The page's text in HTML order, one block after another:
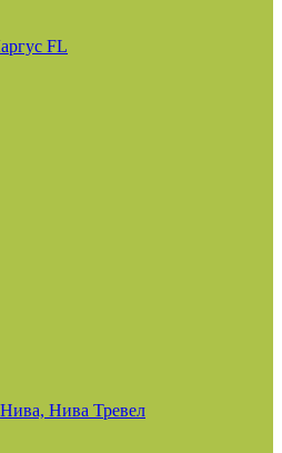
FL
Нива Тревел